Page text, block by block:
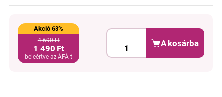
Akció 68%
4 690 Ft
1 490 Ft
beleértve az ÁFÁ-t
A kosárba